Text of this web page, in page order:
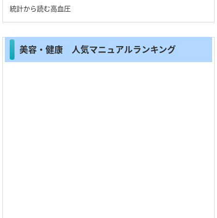
統計から読む高血圧
美容・健康 人気マニュアルランキング